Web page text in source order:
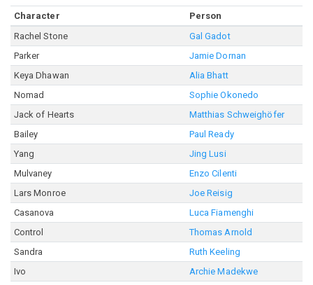
Character
Person
Rachel Stone
Gal Gadot
Parker
Jamie Dornan
Keya Dhawan
Alia Bhatt
Nomad
Sophie Okonedo
Jack of Hearts
Matthias Schweighöfer
Bailey
Paul Ready
Yang
Jing Lusi
Mulvaney
Enzo Cilenti
Lars Monroe
Joe Reisig
Casanova
Luca Fiamenghi
Control
Thomas Arnold
Sandra
Ruth Keeling
Ivo
Archie Madekwe